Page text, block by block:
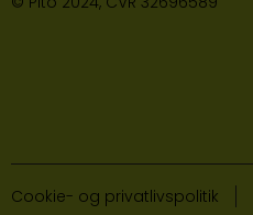
Cookie- og privatlivspolitik